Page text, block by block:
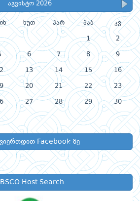
აგვისტო 2026
ხუთ პარ შაბ კვ
1 2
6 7 8 9
13 14 15 16
20 21 22 23
27 28 29 30
Facebook-ზე
Host Search